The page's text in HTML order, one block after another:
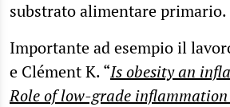
substrato alimentare primario.
Importante ad esempio il
e Clément K. “Is obesity an
Role of low-grade